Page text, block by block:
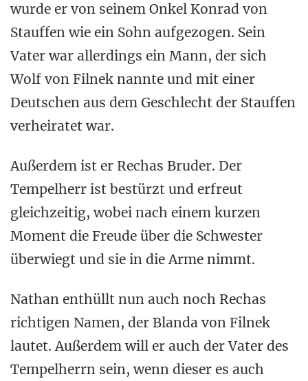
wurde er von seinem Onkel Konrad von
Stauffen wie ein Sohn aufgezogen. Sein
Vater war allerdings ein Mann, der sich
Wolf von Filnek nannte und mit einer
Deutschen aus dem Geschlecht der Stauffen
verheiratet war.
Außerdem ist er Rechas Bruder. Der
Tempelherr ist bestürzt und erfreut
gleichzeitig, wobei nach einem kurzen
Moment die Freude über die Schwester
überwiegt und sie in die Arme nimmt.
Nathan enthüllt nun auch noch Rechas
richtigen Namen, der Blanda von Filnek
lautet. Außerdem will er auch der Vater des
Tempelherrn sein, wenn dieser es auch